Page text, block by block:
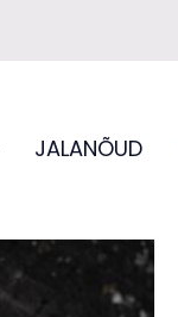
JALANÕUD